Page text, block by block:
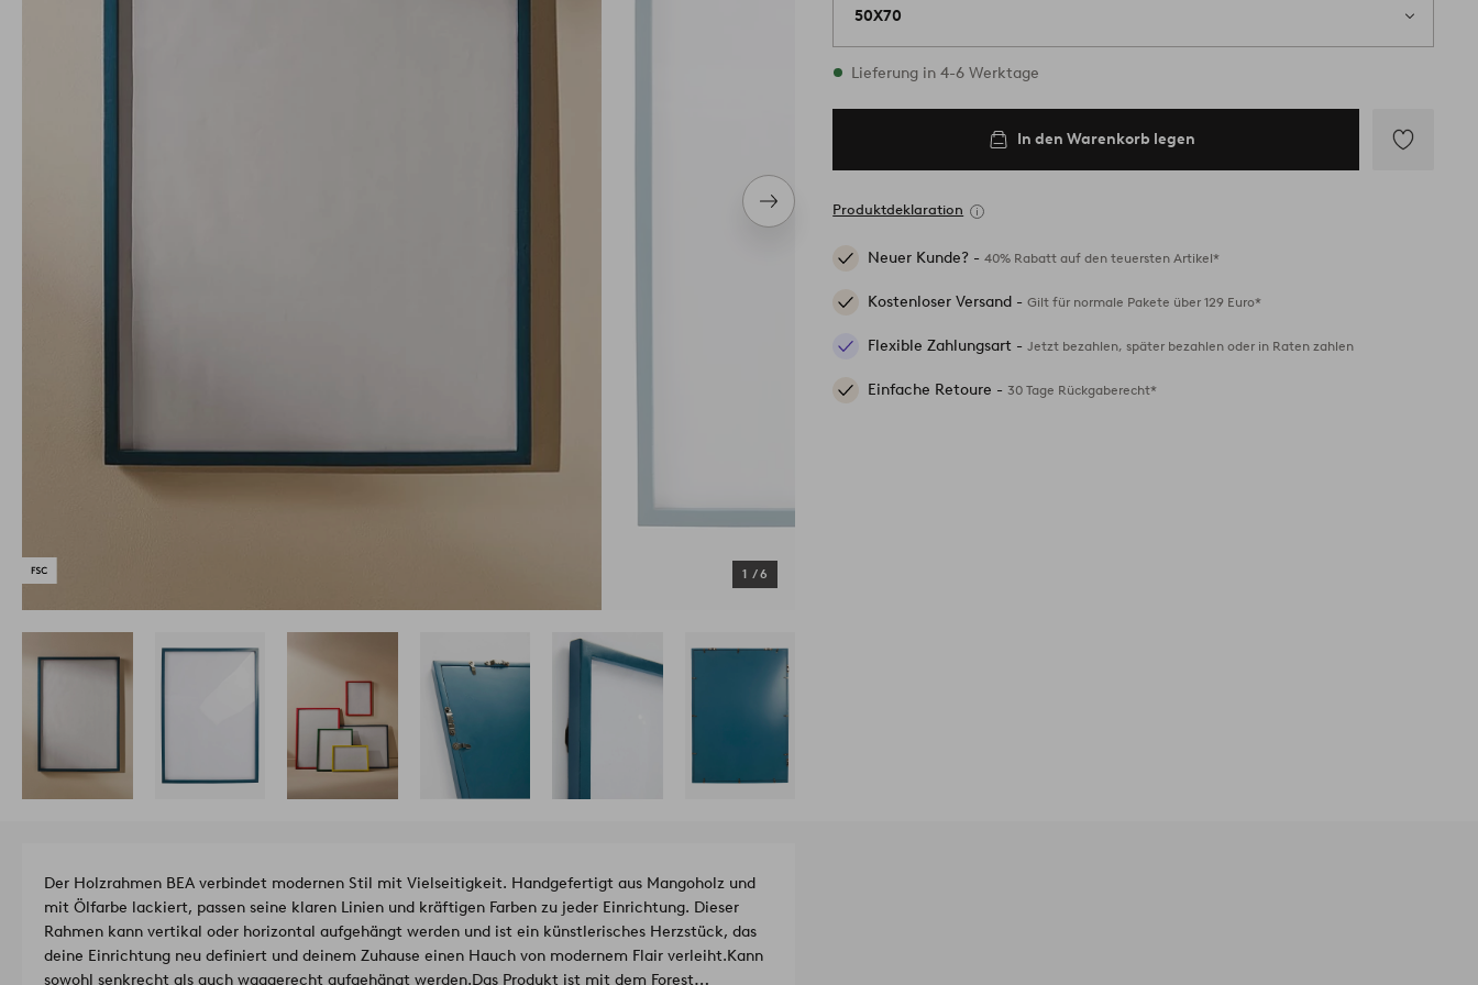
Nächstes
Produkt
1 /6
50X70
Vorrätig
Lieferung in 4-6 Werktage
In den Warenkorb legen
Produktdeklaration
Neuer Kunde? -40% Rabatt auf den teuersten Artikel*
Kostenloser Versand -Gilt für normale Pakete über 129 Euro*
Flexible Zahlungsart -Jetzt bezahlen, später bezahlen oder in Raten zahlen
Einfache Retoure -30 Tage Rückgaberecht*
Der Holzrahmen BEA verbindet modernen Stil mit Vielseitigkeit. Handgefertigt aus Mangoholz und
mit Ölfarbe lackiert, passen seine klaren Linien und kräftigen Farben zu jeder Einrichtung. Dieser
Rahmen kann vertikal oder horizontal aufgehängt werden und ist ein künstlerisches Herzstück, das
deine Einrichtung neu definiert und deinem Zuhause einen Hauch von modernem Flair verleiht.Kann
sowohl senkrecht als auch waagerecht aufgehängt werden.Das Produkt ist mit dem Forest